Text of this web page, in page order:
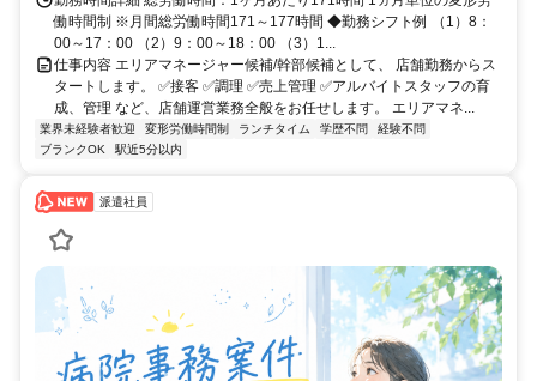
働時間制 ※月間総労働時間171～177時間 ◆勤務シフト例 （1）8：
00～17：00 （2）9：00～18：00 （3）1...
仕事内容 エリアマネージャー候補/幹部候補として、 店舗勤務からス
タートします。 ✅接客 ✅調理 ✅売上管理 ✅アルバイトスタッフの育
成、管理 など、店舗運営業務全般をお任せします。 エリアマネ...
業界未経験者歓迎 変形労働時間制 ランチタイム 学歴不問
経験不問
ブランクOK
駅近5分以内
派遣社員